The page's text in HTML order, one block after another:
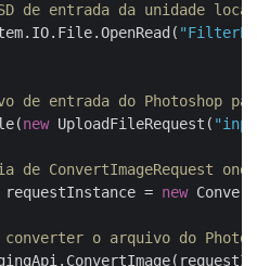
de entrada da unidade
entrada do Photoshop para
new UploadFileRequest(
ConvertImageRequest
=
new
o arquivo do